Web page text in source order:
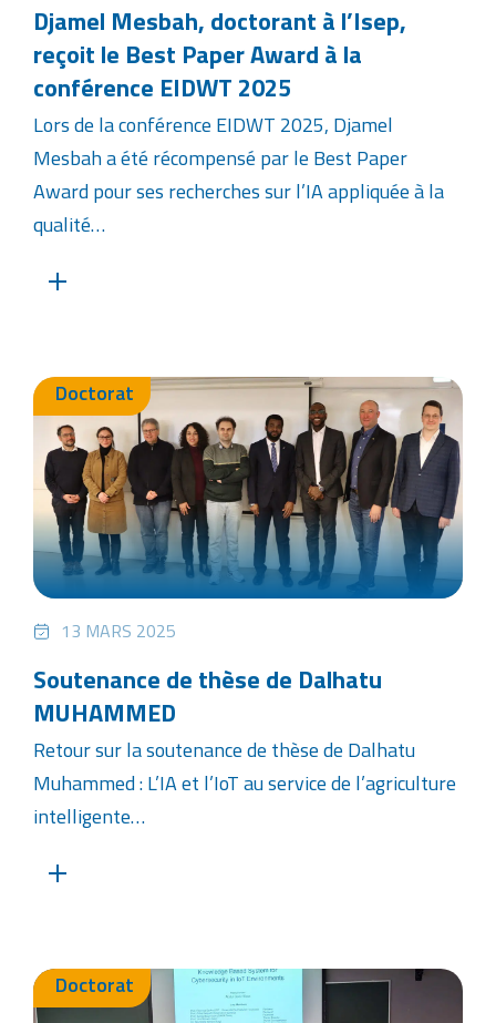
Djamel Mesbah, doctorant à l’Isep,
reçoit le Best Paper Award à la
conférence EIDWT 2025
Lors de la conférence EIDWT 2025, Djamel
Mesbah a été récompensé par le Best Paper
Award pour ses recherches sur l’IA appliquée à la
qualité…
Doctorat
13 MARS 2025
Soutenance de thèse de Dalhatu
MUHAMMED
Retour sur la soutenance de thèse de Dalhatu
Muhammed : L’IA et l’IoT au service de l’agriculture
intelligente…
Doctorat